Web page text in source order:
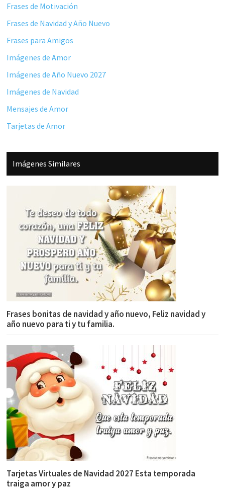
Frases de Motivación
Frases de Navidad y Año Nuevo
Frases para Amigos
Imágenes de Amor
Imágenes de Año Nuevo 2027
Imágenes de Navidad
Mensajes de Amor
Tarjetas de Amor
Imágenes Similares
Frases bonitas de navidad y año nuevo, Feliz navidad y
año nuevo para ti y tu familia.
Tarjetas Virtuales de Navidad 2027 Esta temporada
traiga amor y paz